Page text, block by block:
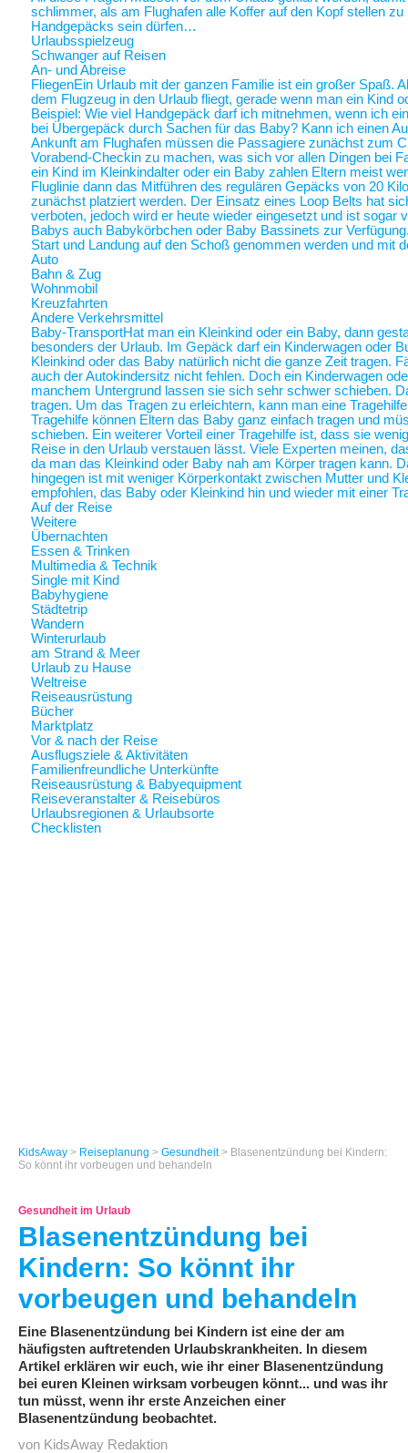
schlimmer, als am Flughafen alle Koffer auf den Kopf stellen
Handgepäcks sein dürfen…
Urlaubsspielzeug
Schwanger auf Reisen
An- und Abreise
FliegenEin Urlaub mit der ganzen Familie ist ein großer Spaß.
dem Flugzeug in den Urlaub fliegt, gerade wenn man ein Kind
Beispiel: Wie viel Handgepäck darf ich mitnehmen, wenn ich
bei Übergepäck durch Sachen für das Baby? Kann ich einen
Ankunft am Flughafen müssen die Passagiere zunächst zum
Vorabend-Checkin zu machen, was sich vor allen Dingen bei
ein Kind im Kleinkindalter oder ein Baby zahlen Eltern meist
Fluglinie dann das Mitführen des regulären Gepäcks von 20
zunächst platziert werden. Der Einsatz eines Loop Belts hat
verboten, jedoch wird er heute wieder eingesetzt und ist sogar
Babys auch Babykörbchen oder Baby Bassinets zur
Start und Landung auf den Schoß genommen werden und mit
Auto
Bahn & Zug
Wohnmobil
Kreuzfahrten
Andere Verkehrsmittel
Baby-TransportHat man ein Kleinkind oder ein Baby, dann
besonders der Urlaub. Im Gepäck darf ein Kinderwagen oder
Kleinkind oder das Baby natürlich nicht die ganze Zeit tragen.
auch der Autokindersitz nicht fehlen. Doch ein Kinderwagen
manchem Untergrund lassen sie sich sehr schwer schieben.
tragen. Um das Tragen zu erleichtern, kann man eine
Tragehilfe können Eltern das Baby ganz einfach tragen und
schieben. Ein weiterer Vorteil einer Tragehilfe ist, dass sie
Reise in den Urlaub verstauen lässt. Viele Experten meinen,
da man das Kleinkind oder Baby nah am Körper tragen kann.
hingegen ist mit weniger Körperkontakt zwischen Mutter und
empfohlen, das Baby oder Kleinkind hin und wieder mit einer
Auf der Reise
Weitere
Übernachten
Essen & Trinken
Multimedia & Technik
Single mit Kind
Babyhygiene
Städtetrip
Wandern
Winterurlaub
am Strand & Meer
Urlaub zu Hause
Weltreise
Reiseausrüstung
Bücher
Marktplatz
Vor & nach der Reise
Ausflugsziele & Aktivitäten
Familienfreundliche Unterkünfte
Reiseausrüstung & Babyequipment
Reiseveranstalter & Reisebüros
Urlaubsregionen & Urlaubsorte
Checklisten
KidsAway > Reiseplanung > Gesundheit> Blasenentzündung bei Kindern:
So könnt ihr vorbeugen und behandeln
Gesundheit im Urlaub
Blasenentzündung bei
Kindern: So könnt ihr
vorbeugen und behandeln
Eine Blasenentzündung bei Kindern ist eine der am
häufigsten auftretenden Urlaubskrankheiten. In diesem
Artikel erklären wir euch, wie ihr einer Blasenentzündung
bei euren Kleinen wirksam vorbeugen könnt... und was ihr
tun müsst, wenn ihr erste Anzeichen einer
Blasenentzündung beobachtet.
von KidsAway Redaktion